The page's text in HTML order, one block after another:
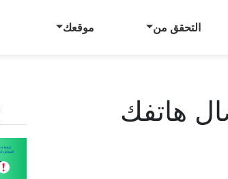
التحقق من موقعك
هاتفك